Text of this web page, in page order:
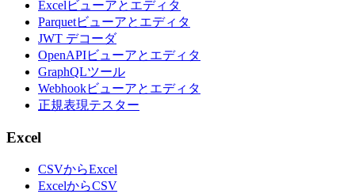
Excelビューアとエディタ
Parquetビューアとエディタ
JWT デコーダ
OpenAPIビューアとエディタ
GraphQLツール
Webhookビューアとエディタ
正規表現テスター
Excel
CSVからExcel
ExcelからCSV